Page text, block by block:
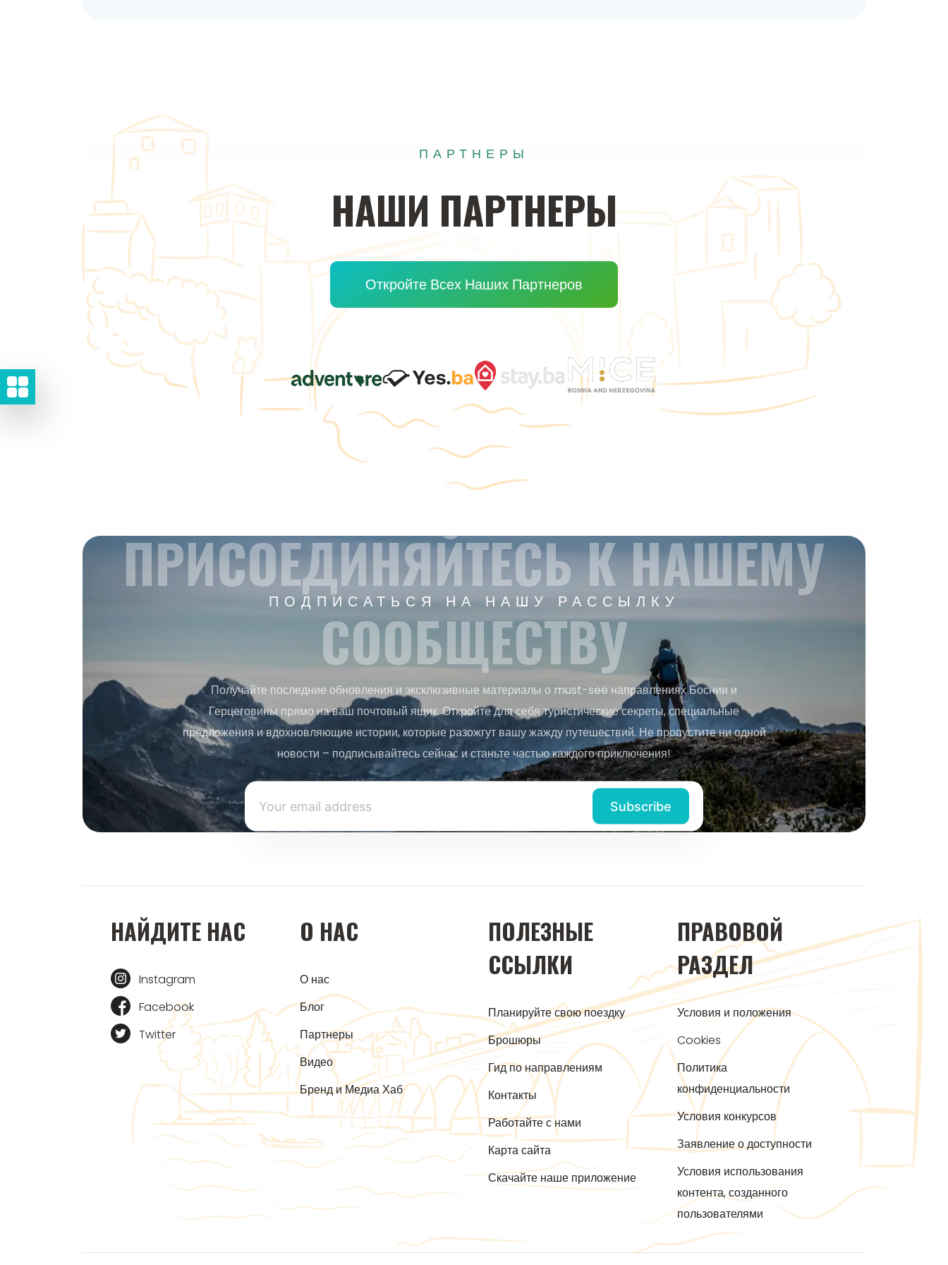
ПАРТНЕРЫ
НАШИ ПАРТНЕРЫ
Откройте Всех Наших Партнеров
ПОДПИСАТЬСЯ НА НАШУ РАССЫЛКУ
ПРИСОЕДИНЯЙТЕСЬ К НАШЕМУ
СООБЩЕСТВУ
Получайте последние обновления и эксклюзивные материалы о must-see направлениях Боснии и
Герцеговины прямо на ваш почтовый ящик. Откройте для себя туристические секреты, специальные
предложения и вдохновляющие истории, которые разожгут вашу жажду путешествий. Не пропустите ни одной
новости – подписывайтесь сейчас и станьте частью каждого приключения!
НАЙДИТЕ НАС
Instagram
Facebook
Twitter
О НАС
О нас
Блог
Партнеры
Видео
Бренд и Медиа Хаб
ПОЛЕЗНЫЕ
ССЫЛКИ
Планируйте свою поездку
Брошюры
Гид по направлениям
Контакты
Работайте с нами
Карта сайта
Скачайте наше приложение
ПРАВОВОЙ
РАЗДЕЛ
Условия и положения
Cookies
Политика
конфиденциальности
Условия конкурсов
Заявление о доступности
Условия использования
контента, созданного
пользователями